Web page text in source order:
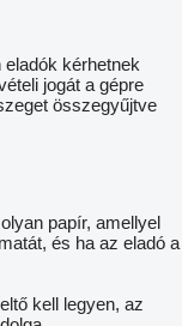
kérhetnek
jogát a gépre
összegyűjtve
papír, amellyel
és ha az eladó a
kell legyen, az